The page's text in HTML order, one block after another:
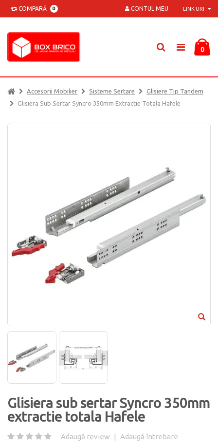
COMPARĂ 0 LINK-URI
CONTUL MEU
0
Accesorii Mobilier Sisteme Sertare
Glisiere Tip Tandem
Glisiera Sub Sertar Syncro 350mm Extractie Totala Hafele
Glisiera sub sertar Syncro 350mm
extractie totala Hafele
Adaugă review | Adaugă întrebare